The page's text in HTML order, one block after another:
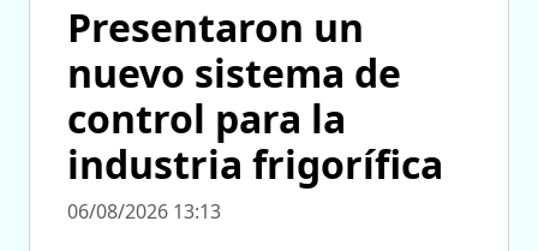
Presentaron un
nuevo sistema de
control para la
industria frigorífica
06/08/2026 13:13